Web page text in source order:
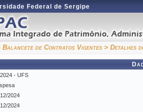
Federal de Sergipe
Balancete de Contratos Vigentes > Detalhes
- UFS
2024
2024